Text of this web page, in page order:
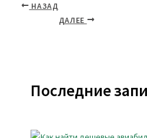
НАЗАД
ДАЛЕЕ
Последние